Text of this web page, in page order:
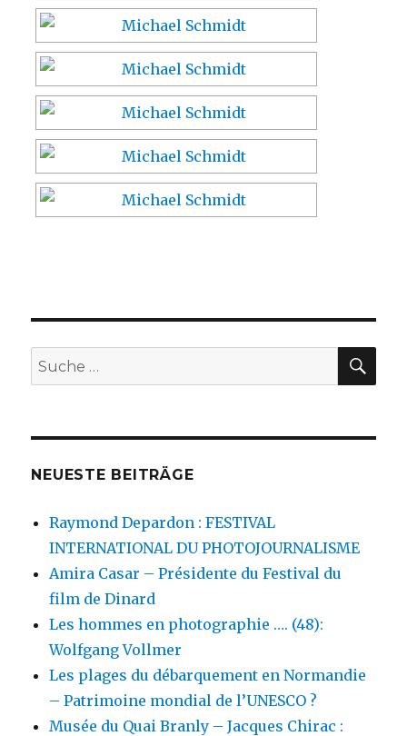
Suche
nach:
NEUESTE BEITRÄGE
Raymond Depardon : FESTIVAL
INTERNATIONAL DU PHOTOJOURNALISME
Amira Casar – Présidente du Festival du
film de Dinard
Les hommes en photographie …. (48):
Wolfgang Vollmer
Les plages du débarquement en Normandie
– Patrimoine mondial de l’UNESCO ?
Musée du Quai Branly – Jacques Chirac :